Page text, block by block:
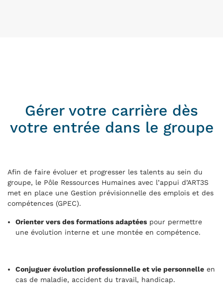
Gérer votre carrière dès
votre entrée dans le groupe
Afin de faire évoluer et progresser les talents au sein du
groupe, le Pôle Ressources Humaines avec l’appui d’ART3S
met en place une Gestion prévisionnelle des emplois et des
compétences (GPEC).
Orienter vers des formations adaptées pour permettre
une évolution interne et une montée en compétence.
Conjuguer évolution professionnelle et vie personnelle en
cas de maladie, accident du travail, handicap.